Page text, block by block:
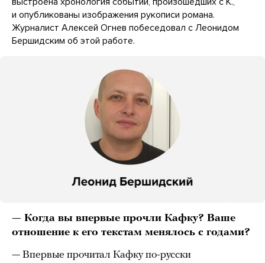
и опубликованы изображения рукописи романа.
Журналист Алексей Огнев побеседовал с Леонидом
Бершидским об этой работе.
— Когда вы впервые прочли Кафку? Ваше
отношение к его текстам менялось с годами?
— Впервые прочитал Кафку по-русски